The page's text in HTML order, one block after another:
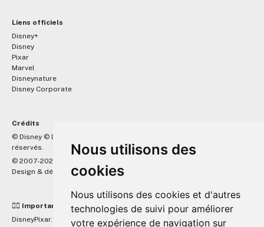
Nous utilisons des
cookies
Nous utilisons des cookies et d'autres
technologies de suivi pour améliorer
votre expérience de navigation sur
Liens officiels
Disney+
Disney
Pixar
Marvel
Disneynature
Disney Corporate
Crédits
© Disney © Disney/Pixar © &
réservés.
© 2007-2026 DisneyPixar.fr
Design & développement : MonsieurPaul
☝🏼 Important
DisneyPixar.fr est un site indépendant et n'est en aucun cas lié de